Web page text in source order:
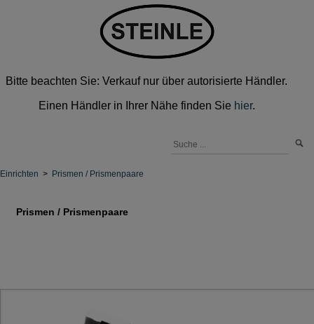
Bitte beachten Sie: Verkauf nur über autorisierte Händler.
Einen Händler in Ihrer Nähe finden Sie hier.
Einrichten > Prismen / Prismenpaare
Prismen / Prismenpaare